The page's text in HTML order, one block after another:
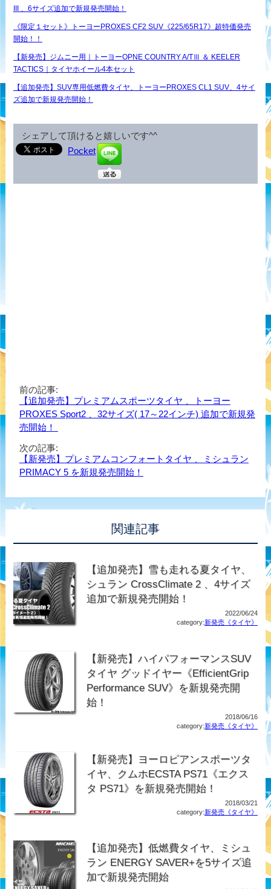
III 、6サイズ追加で新規発売開始！
《限定１セット》トーヨーPROXES CF2 SUV《225/65R17》超特価発売
開始！！
【新発売】ジムニー用｜トーヨーOPNE COUNTRY A/TⅢ ＆ KEELER
TACTICS｜タイヤホイール4本セット
【追加発売】SUV専用低燃費タイヤ、トーヨーPROXES CL1 SUV、4サイ
ズ追加で新規発売開始！
シェアして頂けると嬉しいです^^
Pocket
前の記事:
【追加発売】プレミアムスポーツタイヤ 、トーヨー
PROXES Sport2 、32サイズ( 17～22インチ) 追加で新規発
売開始！
次の記事:
【新発売】プレミアムコンフォートタイヤ 、ミシュラン
PRIMACY 5 を新規発売開始！
関連記事
【追加発売】雪も走れる夏タイヤ、
シュラン CrossClimate 2 、4サイズ
追加で新規発売開始！
2022/06/24
category:新発売《タイヤ》
【新発売】ハイパフォーマンスSUV
タイヤ グッドイヤー《EfficientGrip
Performance SUV》を新規発売開
始！
2018/06/16
category:新発売《タイヤ》
【新発売】ヨーロピアンスポーツタ
イヤ、クムホECSTA PS71《エクス
タ PS71》を新規発売開始！
2018/03/21
category:新発売《タイヤ》
【追加発売】低燃費タイヤ、ミシュ
ラン ENERGY SAVER+を5サイズ追
加で新規発売開始